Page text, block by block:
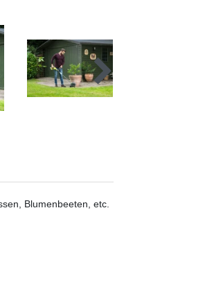
Blumenbeeten, etc.